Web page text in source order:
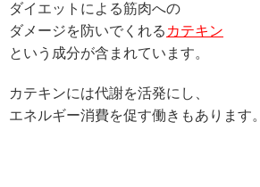
ダイエットによる筋肉への
ダメージを防いでくれる カテキン
という成分が含まれています。
カテキンには代謝を活発にし、
エネルギー消費を促す働きもあります。